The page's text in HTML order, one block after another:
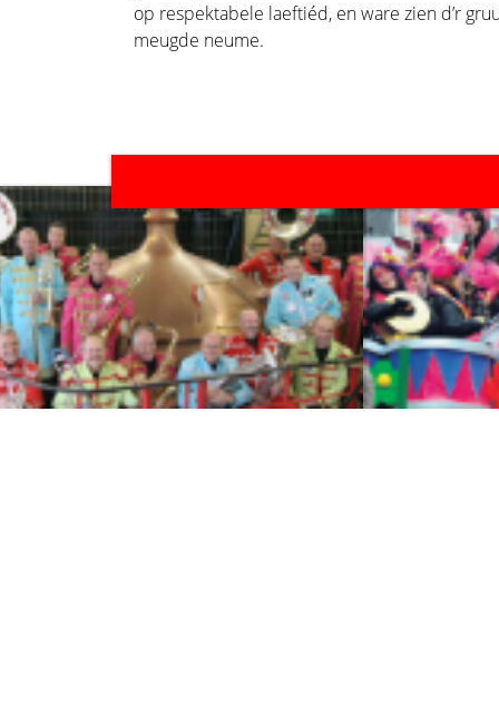
op respektabele laeftiéd, en ware zien d’r
meugde neume.